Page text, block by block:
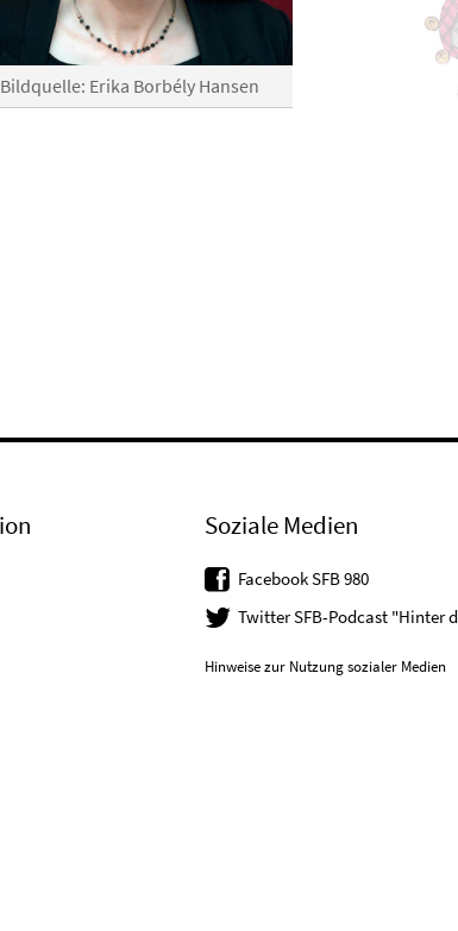
Bildquelle: Erika Borbély Hansen
Soziale Medien
Facebook SFB 980
Twitter SFB-Podcast "Hinter
Hinweise zur Nutzung sozialer Medien